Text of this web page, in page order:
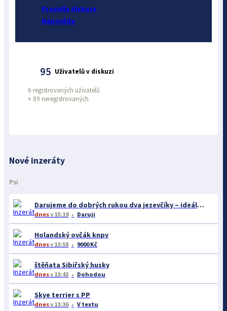
Pravidla diskuze
Nápověda
95 Uživatelů v diskuzi
6 registrovaných uživatelů
+ 89 neregistrovaných
Nové inzeráty
Psi
Darujeme do dobrých rukou dva jezevčíky – ideálně společně
dnesv 15:19 Daruji
Holandský ovčák knpv
dnesv 13:58 9000 Kč
štěňata Sibiřský husky
dnesv 13:43 Dohodou
Skye terrier s PP
dnesv 13:36 V textu